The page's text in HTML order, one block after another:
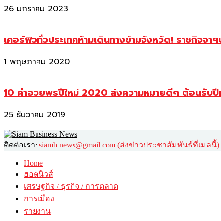
26 มกราคม 2023
เคอร์ฟิวทั่วประเทศห้ามเดินทางข้ามจังหวัด! ราชกิจจา
1 พฤษภาคม 2020
10 คำอวยพรปีใหม่ 2020 ส่งความหมายดีๆ ต้อนรับ
25 ธันวาคม 2019
ติดต่อเรา: siamb.news@gmail.com (ส่งข่าวประชาสัมพันธ์ที่เมลนี้)
Home
ฮอตนิวส์
เศรษฐกิจ / ธุรกิจ / การตลาด
การเมือง
รายงาน